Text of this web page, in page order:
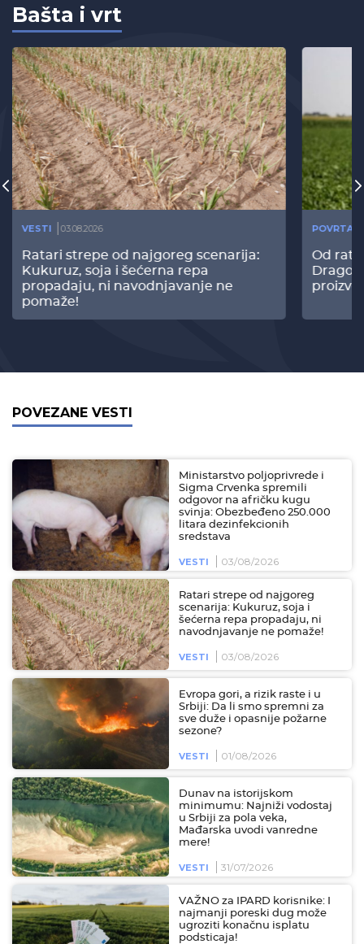
Bašta i vrt
VESTI 03.08.2026
Ratari strepe od najgoreg scenarija:
Kukuruz, soja i šećerna repa
propadaju, ni navodnjavanje ne
pomaže!
Od
POVEZANE VESTI
Ministarstvo poljoprivrede i
Sigma Crvenka spremili
odgovor na afričku kugu
svinja: Obezbeđeno 250.000
litara dezinfekcionih
sredstava
VESTI 03/08/2026
Ratari strepe od najgoreg
scenarija: Kukuruz, soja i
šećerna repa propadaju, ni
navodnjavanje ne pomaže!
VESTI 03/08/2026
Evropa gori, a rizik raste i u
Srbiji: Da li smo spremni za
sve duže i opasnije požarne
sezone?
VESTI 01/08/2026
Dunav na istorijskom
minimumu: Najniži vodostaj
u Srbiji za pola veka,
Mađarska uvodi vanredne
mere!
VESTI 31/07/2026
VAŽNO za IPARD korisnike: I
najmanji poreski dug može
ugroziti konačnu isplatu
podsticaja!